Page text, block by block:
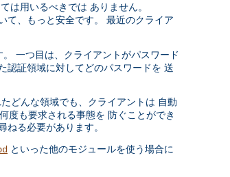
は用いるべきでは ありません。
て、もっと安全です。 最近のクライア
一つ目は、クライアントがパスワード
認証領域に対してどのパスワードを 送
どんな領域でも、クライアントは 自動
度も要求される事態を 防ぐことができ
る必要があります。
といった他のモジュールを使う場合に